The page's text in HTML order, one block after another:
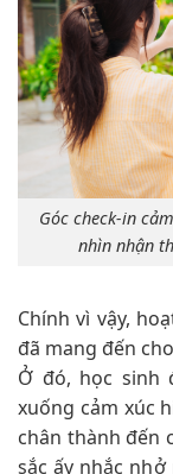
Góc check-in
nhìn nhận
Chính vì vậy,
đã mang đến
Ở đó, học sinh
xuống cảm xúc
chân thành đến
sắc ấy nhắc